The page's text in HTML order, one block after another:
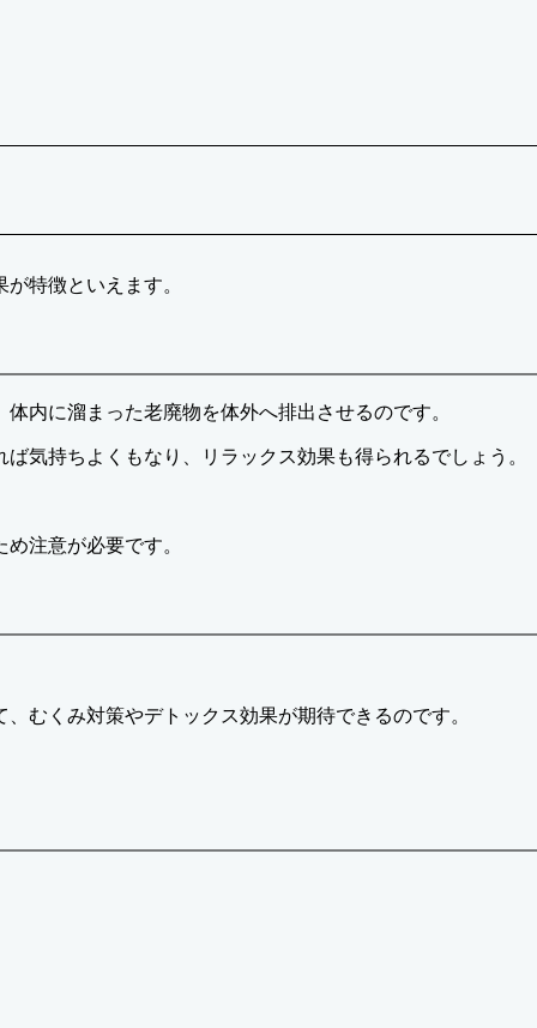
特徴といえます。
内に溜まった老廃物を体外へ排出させるのです。
気持ちよくもなり、リラックス効果も得られるでしょう。
注意が必要です。
むくみ対策やデトックス効果が期待できるのです。